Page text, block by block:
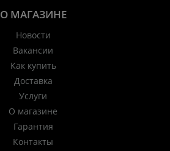
О МАГАЗИНЕ
Новости
Вакансии
Как купить
Доставка
Услуги
О магазине
Гарантия
Контакты